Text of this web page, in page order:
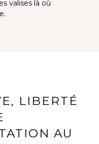
valises là où
LIBERTÉ
AU